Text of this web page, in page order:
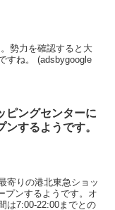
勢力を確認すると大
すね。 (adsbygoogle
ピングセンターに
ンするようです。
寄りの港北東急ショッ
プンするようです。オ
は7:00-22:00までとの